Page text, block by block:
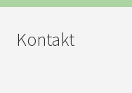
Kontakt